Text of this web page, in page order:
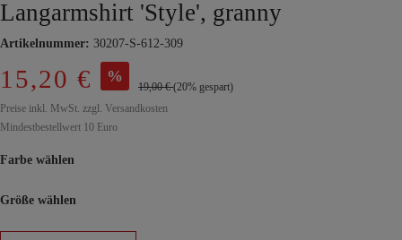
Langarmshirt 'Style', granny
Artikelnummer: 30207-S-612-309
15,20 € %
19,00 €(20% gespart)
Preise inkl. MwSt. zzgl. Versandkosten
Mindestbestellwert 10 Euro
Farbe wählen
Größe wählen